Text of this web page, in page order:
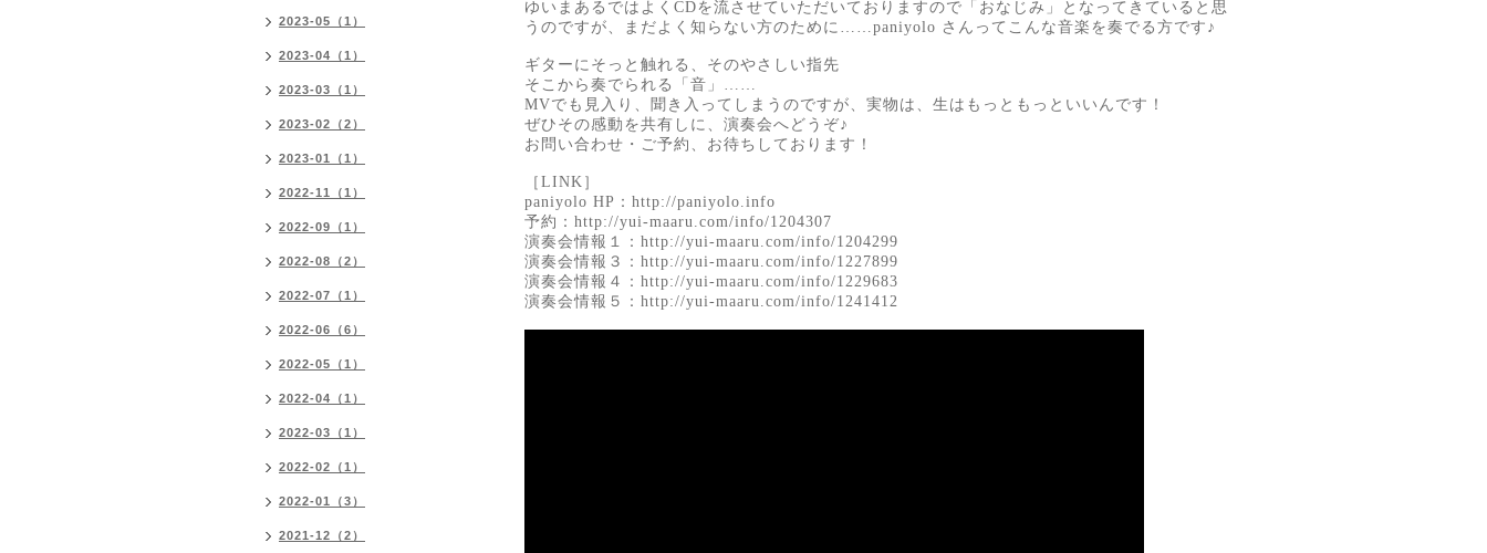
ゆいまあるではよくCDを流させていただいておりますので「おなじみ」となってきていると思
うのですが、まだよく知らない方のために……paniyolo さんってこんな音楽を奏でる方です♪
ギターにそっと触れる、そのやさしい指先
そこから奏でられる「音」……
MVでも見入り、聞き入ってしまうのですが、実物は、生はもっともっといいんです！
ぜひその感動を共有しに、演奏会へどうぞ♪
お問い合わせ・ご予約、お待ちしております！
［LINK］
paniyolo HP： http://paniyolo.info
予約： http://yui-maaru.com/info/1204307
演奏会情報１： http://yui-maaru.com/info/1204299
演奏会情報３： http://yui-maaru.com/info/1227899
演奏会情報４： http://yui-maaru.com/info/1229683
演奏会情報５： http://yui-maaru.com/info/1241412
2023-05（1）
2023-04（1）
2023-03（1）
2023-02（2）
2023-01（1）
2022-11（1）
2022-09（1）
2022-08（2）
2022-07（1）
2022-06（6）
2022-05（1）
2022-04（1）
2022-03（1）
2022-02（1）
2022-01（3）
2021-12（2）